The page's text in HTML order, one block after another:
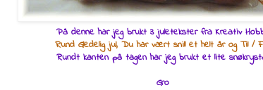
På denne har jeg brukt 3 juletekster fra Kreativ
Rund Gledelig jul, Du har vært snill et helt år og Til /
Rundt kanten på tagen har jeg brukt et lite
Gro